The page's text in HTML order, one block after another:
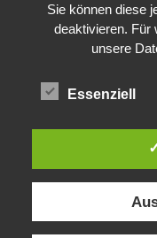
Sie können diese
deaktivieren. Für
unsere
Essenziell